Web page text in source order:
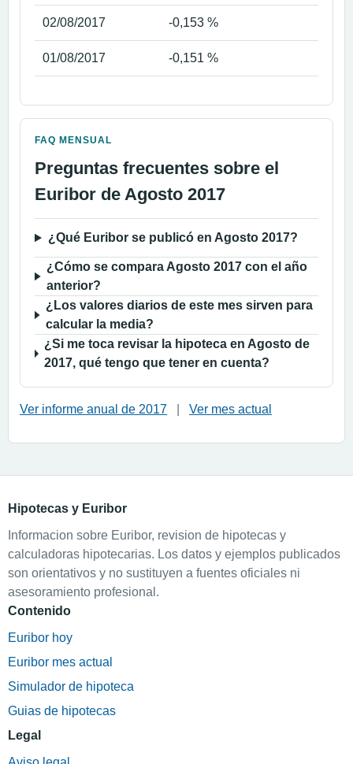
02/08/2017 -0,153 %
01/08/2017 -0,151 %
FAQ MENSUAL
Preguntas frecuentes sobre el
Euribor de Agosto 2017
¿Qué Euribor se publicó en Agosto 2017?
¿Cómo se compara Agosto 2017 con el año
anterior?
¿Los valores diarios de este mes sirven para
calcular la media?
¿Si me toca revisar la hipoteca en Agosto de
2017, qué tengo que tener en cuenta?
Ver informe anual de 2017 Ver mes actual
Hipotecas y Euribor
Informacion sobre Euribor, revision de hipotecas y
calculadoras hipotecarias. Los datos y ejemplos publicados
son orientativos y no sustituyen a fuentes oficiales ni
asesoramiento profesional.
Contenido
Euribor hoy
Euribor mes actual
Simulador de hipoteca
Guias de hipotecas
Legal